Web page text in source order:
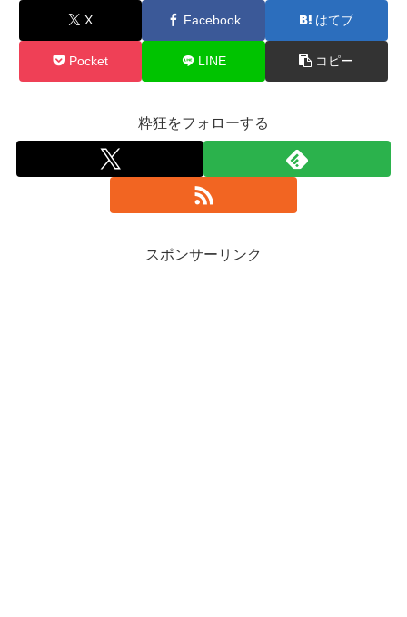
X Facebook はてブ
Pocket LINE コピー
粋狂をフォローする
スポンサーリンク